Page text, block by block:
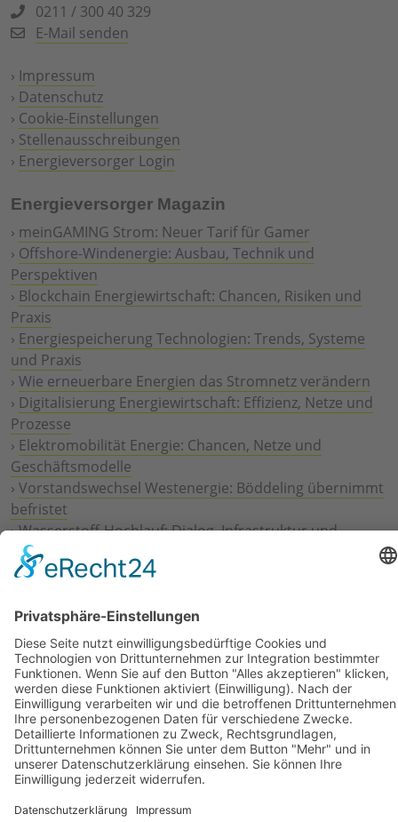
0211 / 300 40 329
E-Mail senden
› Impressum
› Datenschutz
› Cookie-Einstellungen
› Stellenausschreibungen
› Energieversorger Login
Energieversorger Magazin
› meinGAMING Strom: Neuer Tarif für Gamer
› Offshore-Windenergie: Ausbau, Technik und
Perspektiven
› Blockchain Energiewirtschaft: Chancen, Risiken und
Praxis
› Energiespeicherung Technologien: Trends, Systeme
und Praxis
› Wie erneuerbare Energien das Stromnetz verändern
› Digitalisierung Energiewirtschaft: Effizienz, Netze und
Prozesse
› Elektromobilität Energie: Chancen, Netze und
Geschäftsmodelle
› Vorstandswechsel Westenergie: Böddeling übernimmt
befristet
›Wasserstoff-Hochlauf: Dialog, Infrastruktur und
konkrete Schritte
›Solaranlage Regenbogenfarben: FC St. Pauli und
Jetzt an der STUDIE360 teilnehmen
Wir möchten Transparenz mit einheitlichen Kriterien
schaffen und Hürden abbauen, deshalb ist uns Ihre
kostenlose Teilnahme wichtig. Die Ergebnisse werden
umgehend nach Teilnahme und Auswertung auf
unserer Webseite zur Verfügung gestellt.